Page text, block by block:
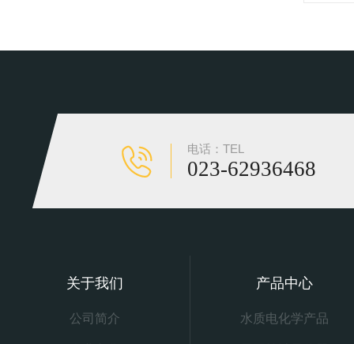
电话：TEL
023-62936468
关于我们
公司简介
产品中心
水质电化学产品